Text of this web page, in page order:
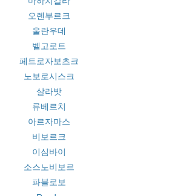
오렌부르크
울란우데
벨고로트
페트로자보츠크
노보로시스크
살라밧
류베르치
아르자마스
비보르크
이심바이
소스노비보르
파블로보